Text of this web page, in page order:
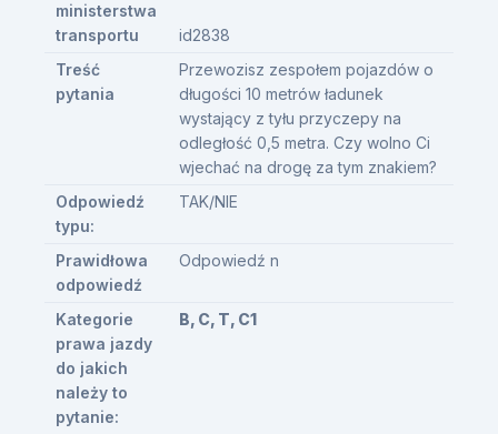
ministerstwa
transportu
id2838
Treść
pytania
Przewozisz zespołem pojazdów o
długości 10 metrów ładunek
wystający z tyłu przyczepy na
odległość 0,5 metra. Czy wolno Ci
wjechać na drogę za tym znakiem?
Odpowiedź
typu:
TAK/NIE
Prawidłowa
odpowiedź
Odpowiedź n
Kategorie
prawa jazdy
do jakich
należy to
pytanie:
B, C, T, C1